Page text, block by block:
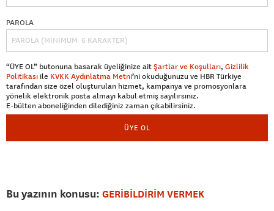
PAROLA
“ÜYE OL” butonuna basarak üyeliğinize aitŞartlar ve Koşulları, Gizlilik
Politikası ile KVKK Aydınlatma Metni’ni okuduğunuzu ve HBR Türkiye
tarafından size özel oluşturulan hizmet, kampanya ve promosyonlara
yönelik elektronik posta almayı kabul etmiş sayılırsınız.
E-bülten aboneliğinden dilediğiniz zaman çıkabilirsiniz.
ÜYE OL
Bu yazının konusu: GERİBİLDİRİM VERMEK